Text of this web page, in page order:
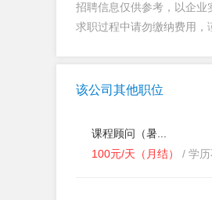
招聘信息仅供参考，以企业
求职过程中请勿缴纳费用，
该公司其他职位
课程顾问（暑...
100元/天（月结）
/ 学历